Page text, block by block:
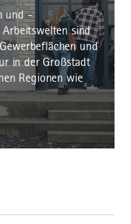
und -
sind
und
in der Großstadt
Regionen wie